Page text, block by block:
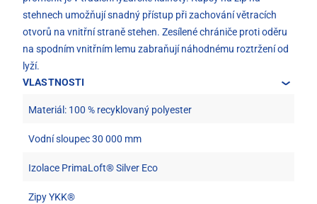
stehnech umožňují snadný přístup při zachování větracích
otvorů na vnitřní straně stehen. Zesílené chrániče proti oděru
na spodním vnitřním lemu zabraňují náhodnému roztržení od
lyží.
VLASTNOSTI
Materiál: 100 % recyklovaný polyester
Vodní sloupec 30 000 mm
Izolace PrimaLoft® Silver Eco
Zipy YKK®